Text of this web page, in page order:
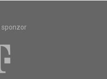
sponzor